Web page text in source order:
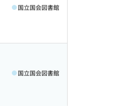
国立国会図書館
国立国会図書館